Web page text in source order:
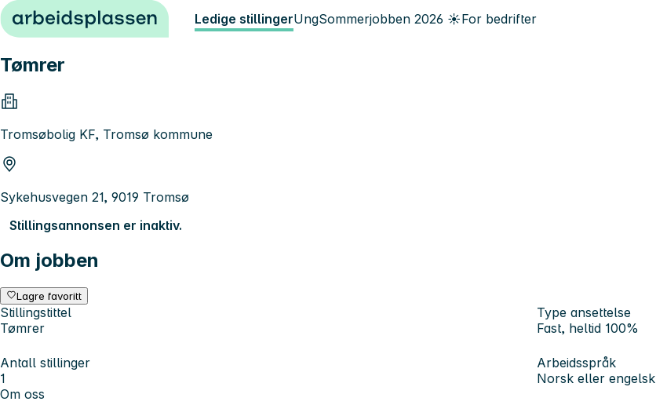
Hopp til innhold Ledige stillingerUngSommerjobben 2026 ☀️For bedrifter
Tømrer
Tromsøbolig KF, Tromsø kommune
Sykehusvegen 21, 9019 Tromsø
Stillingsannonsen er inaktiv.
Om jobben
Lagre favoritt
Stillingstittel
Tømrer
Type ansettelse
Fast, heltid 100%
Antall stillinger
1
Arbeidsspråk
Norsk eller engelsk
Om oss